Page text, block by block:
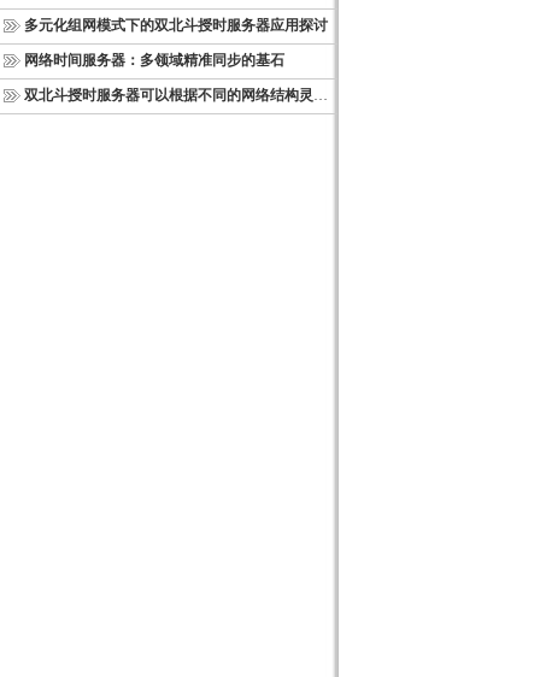
多元化组网模式下的双北斗授时服务器应用探讨
网络时间服务器：多领域精准同步的基石
双北斗授时服务器可以根据不同的网络结构灵活部署